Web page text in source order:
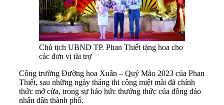
Chủ tịch UBND TP. Phan Thiết tặng hoa cho
các đơn vị tài trợ
Công trường Đường hoa Xuân – Quý Mão 2023 của Phan
Thiết, sau những ngày tháng thi công miệt mài đã chính
thức mở cửa, trong sự háo hức thưởng thức của đông đảo
nhân dân thành phố.